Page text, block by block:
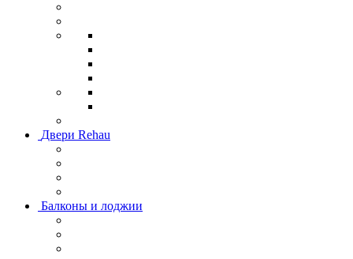
Двери Rehau
Балконы и лоджии